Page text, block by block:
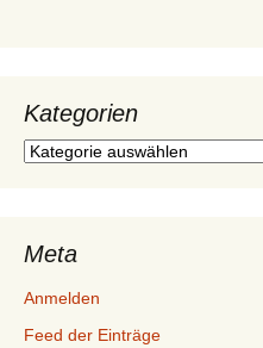
Kategorien
Kategorien
Meta
Anmelden
Feed der Einträge